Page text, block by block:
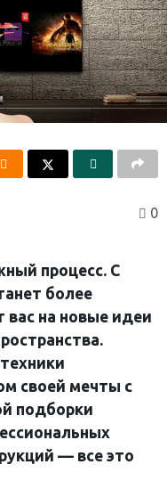
0
процесс. С
более
вас на новые идеи
своей мечты с
подборки
— все это